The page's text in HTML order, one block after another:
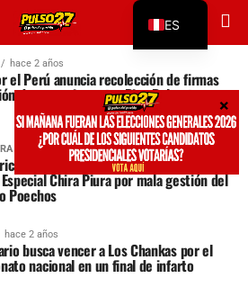
hace 2 años
el Perú anuncia recolección de firmas
de vacancia contra Dina Boluarte
hace 2 años
en Piura: Contraloría investiga al
Chira Piura por mala gestión del
Poechos
hace 2 años
busca vencer a Los Chankas por el
nacional en un final de infarto
ES
EN